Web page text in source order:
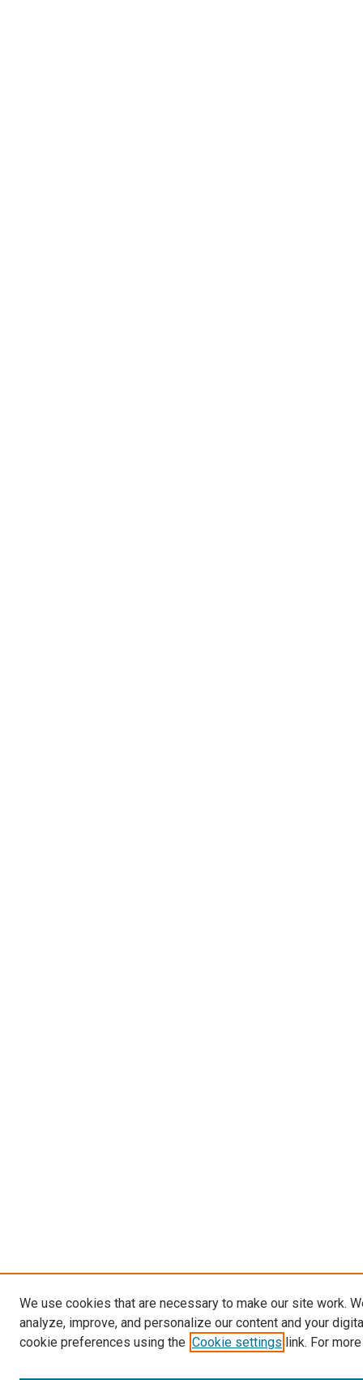
We use cookies that are necessary to make our site work.
analyze, improve, and personalize our content and your
cookie preferences using the Cookie settings link. For